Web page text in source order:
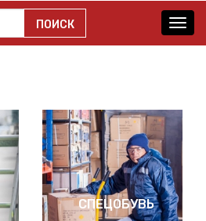
ПОИСК
СПЕЦОБУВЬ